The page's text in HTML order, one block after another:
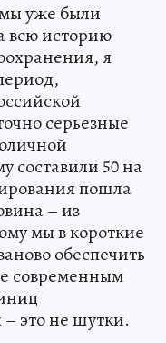
уже были
всю историю
я
серьезные
составили 50 на
пошла
– из
мы в короткие
обеспечить
современным
это не шутки.